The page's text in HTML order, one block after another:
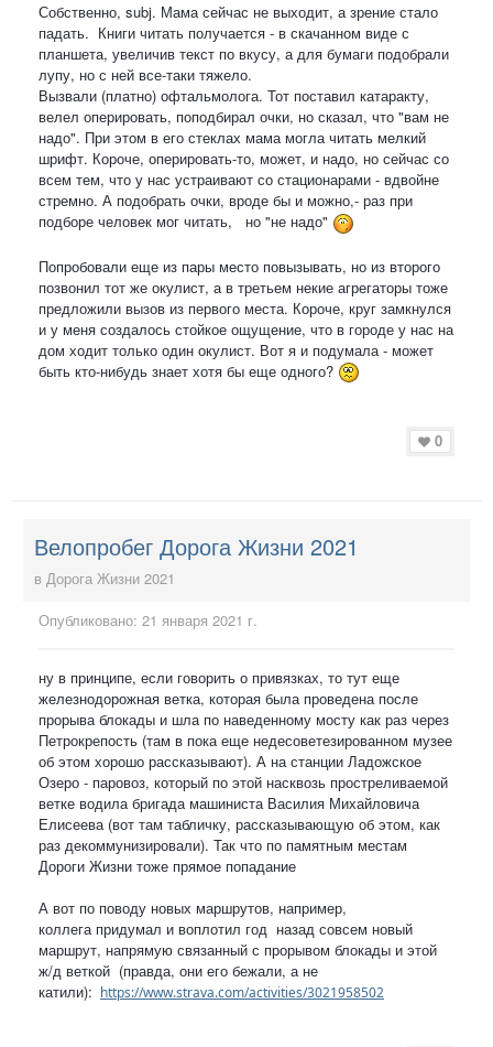
Собственно, subj. Мама сейчас не выходит, а зрение стало
падать. Книги читать получается - в скачанном виде с
планшета, увеличив текст по вкусу, а для бумаги подобрали
лупу, но с ней все-таки тяжело.
Вызвали (платно) офтальмолога. Тот поставил катаракту,
велел оперировать, поподбирал очки, но сказал, что "вам не
надо". При этом в его стеклах мама могла читать мелкий
шрифт. Короче, оперировать-то, может, и надо, но сейчас со
всем тем, что у нас устраивают со стационарами - вдвойне
стремно. А подобрать очки, вроде бы и можно,- раз при
подборе человек мог читать, но "не надо"
Попробовали еще из пары место повызывать, но из второго
позвонил тот же окулист, а в третьем некие агрегаторы тоже
предложили вызов из первого места. Короче, круг замкнулся
и у меня создалось стойкое ощущение, что в городе у нас на
дом ходит только один окулист. Вот я и подумала - может
быть кто-нибудь знает хотя бы еще одного?
0
Велопробег Дорога Жизни 2021
в Дорога Жизни 2021
Опубликовано: 21 января 2021 г.
ну в принципе, если говорить о привязках, то тут еще
железнодорожная ветка, которая была проведена после
прорыва блокады и шла по наведенному мосту как раз через
Петрокрепость (там в пока еще недесоветезированном музее
об этом хорошо рассказывают). А на станции Ладожское
Озеро - паровоз, который по этой насквозь простреливаемой
ветке водила бригада машиниста Василия Михайловича
Елисеева (вот там табличку, рассказывающую об этом, как
раз декоммунизировали). Так что по памятным местам
Дороги Жизни тоже прямое попадание
А вот по поводу новых маршрутов, например,
коллега придумал и воплотил год назад совсем новый
маршрут, напрямую связанный с прорывом блокады и этой
ж/д веткой (правда, они его бежали, а не
катили): https://www.strava.com/activities/3021958502